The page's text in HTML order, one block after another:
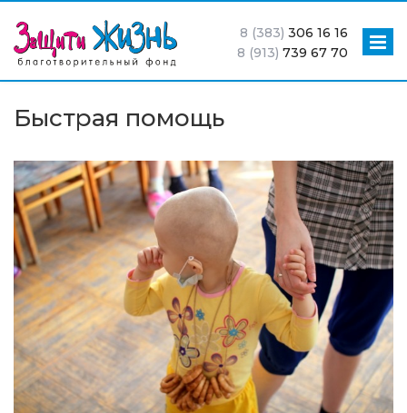
8 (383) 306 16 16
8 (913) 739 67 70
Быстрая помощь